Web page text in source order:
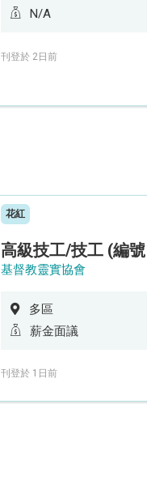
N/A
刊登於 2日前
花紅
基督教靈實協會
多區
薪金面議
刊登於 1日前